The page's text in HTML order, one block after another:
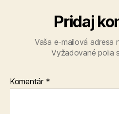
Pridaj
Vaša e-mailová adresa
Vyžadované polia
Komentár *